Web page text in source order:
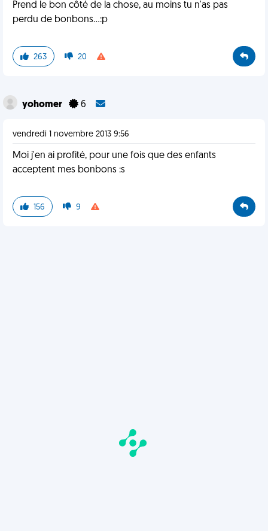
Prend le bon côté de la chose, au moins tu n'as pas
perdu de bonbons...:p
263 20
yohomer 6
vendredi 1 novembre 2013 9:56
Moi j'en ai profité, pour une fois que des enfants
acceptent mes bonbons :s
156 9